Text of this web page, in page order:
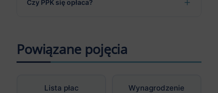
Czy PPK się opłaca?
Powiązane pojęcia
Lista płac
Wynagrodzenie